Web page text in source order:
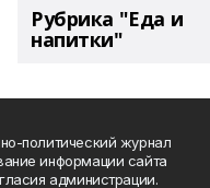
Рубрика "Еда и
напитки"
политический журнал
информации сайта
администрации.